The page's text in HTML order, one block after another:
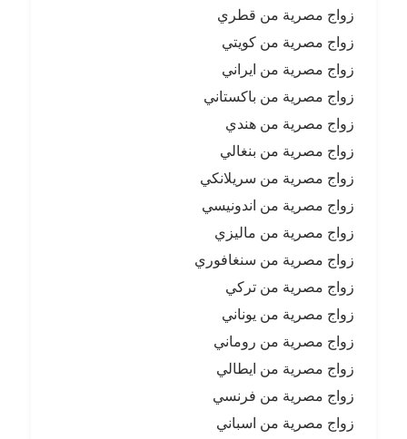
زواج مصرية من قطري
زواج مصرية من كويتي
زواج مصرية من ايراني
زواج مصرية من باكستاني
زواج مصرية من هندي
زواج مصرية من بنغالي
زواج مصرية من سريلانكي
زواج مصرية من اندونيسي
زواج مصرية من ماليزي
زواج مصرية من سنغافوري
زواج مصرية من تركي
زواج مصرية من يوناني
زواج مصرية من روماني
زواج مصرية من ايطالي
زواج مصرية من فرنسي
زواج مصرية من اسباني